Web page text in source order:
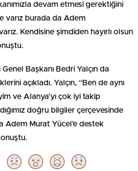
devam etmesi gerektiğini
varız burada da Adem
Kendisine şimdiden hayırlı olsun
Başkanı Bedri Yalçın da
açıkladı. Yalçın, “Ben de aynı
ve Alanya’yı çok iyi takip
doğru bilgiler çerçevesinde
Adem Murat Yücel’e destek